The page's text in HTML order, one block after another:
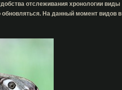
отслеживания хронологии виды
На данный момент видов в